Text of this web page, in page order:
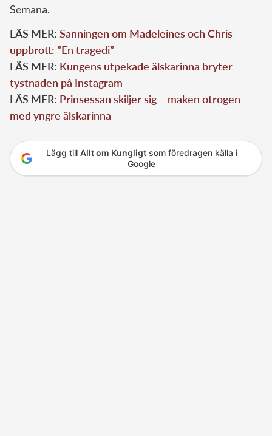
Semana.
LÄS MER: Sanningen om Madeleines och Chris
uppbrott: ”En tragedi”
LÄS MER: Kungens utpekade älskarinna bryter
tystnaden på Instagram
LÄS MER: Prinsessan skiljer sig – maken otrogen
med yngre älskarinna
Lägg till Allt om Kungligtsom föredragen källa i
Google